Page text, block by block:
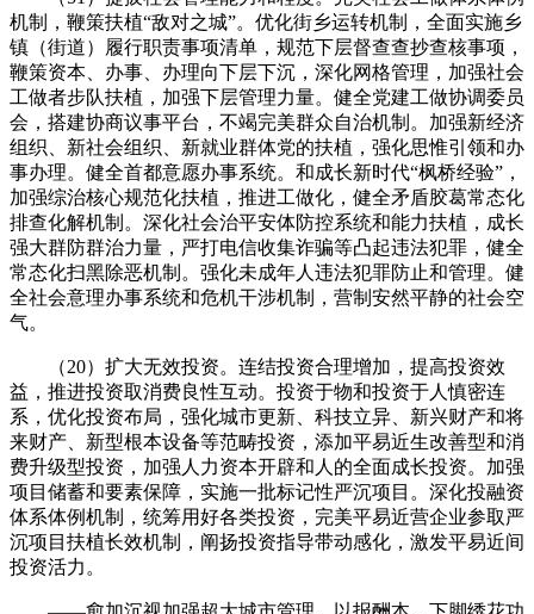
机制，鞭策扶植“敌对之城”。优化街乡运转机制，全面实施乡
镇（街道）履行职责事项清单，规范下层督查查抄查核事项，
鞭策资本、办事、办理向下层下沉，深化网格管理，加强社会
工做者步队扶植，加强下层管理力量。健全党建工做协调委员
会，搭建协商议事平台，不竭完美群众自治机制。加强新经济
组织、新社会组织、新就业群体党的扶植，强化思惟引领和办
事办理。健全首都意愿办事系统。和成长新时代“枫桥经验”，
加强综治核心规范化扶植，推进工做化，健全矛盾胶葛常态化
排查化解机制。深化社会治平安体防控系统和能力扶植，成长
强大群防群治力量，严打电信收集诈骗等凸起违法犯罪，健全
常态化扫黑除恶机制。强化未成年人违法犯罪防止和管理。健
全社会意理办事系统和危机干涉机制，营制安然平静的社会空
气。
（20）扩大无效投资。连结投资合理增加，提高投资效
益，推进投资取消费良性互动。投资于物和投资于人慎密连
系，优化投资布局，强化城市更新、科技立异、新兴财产和将
来财产、新型根本设备等范畴投资，添加平易近生改善型和消
费升级型投资，加强人力资本开辟和人的全面成长投资。加强
项目储蓄和要素保障，实施一批标记性严沉项目。深化投融资
体系体例机制，统筹用好各类投资，完美平易近营企业参取严
沉项目扶植长效机制，阐扬投资指导带动感化，激发平易近间
投资活力。